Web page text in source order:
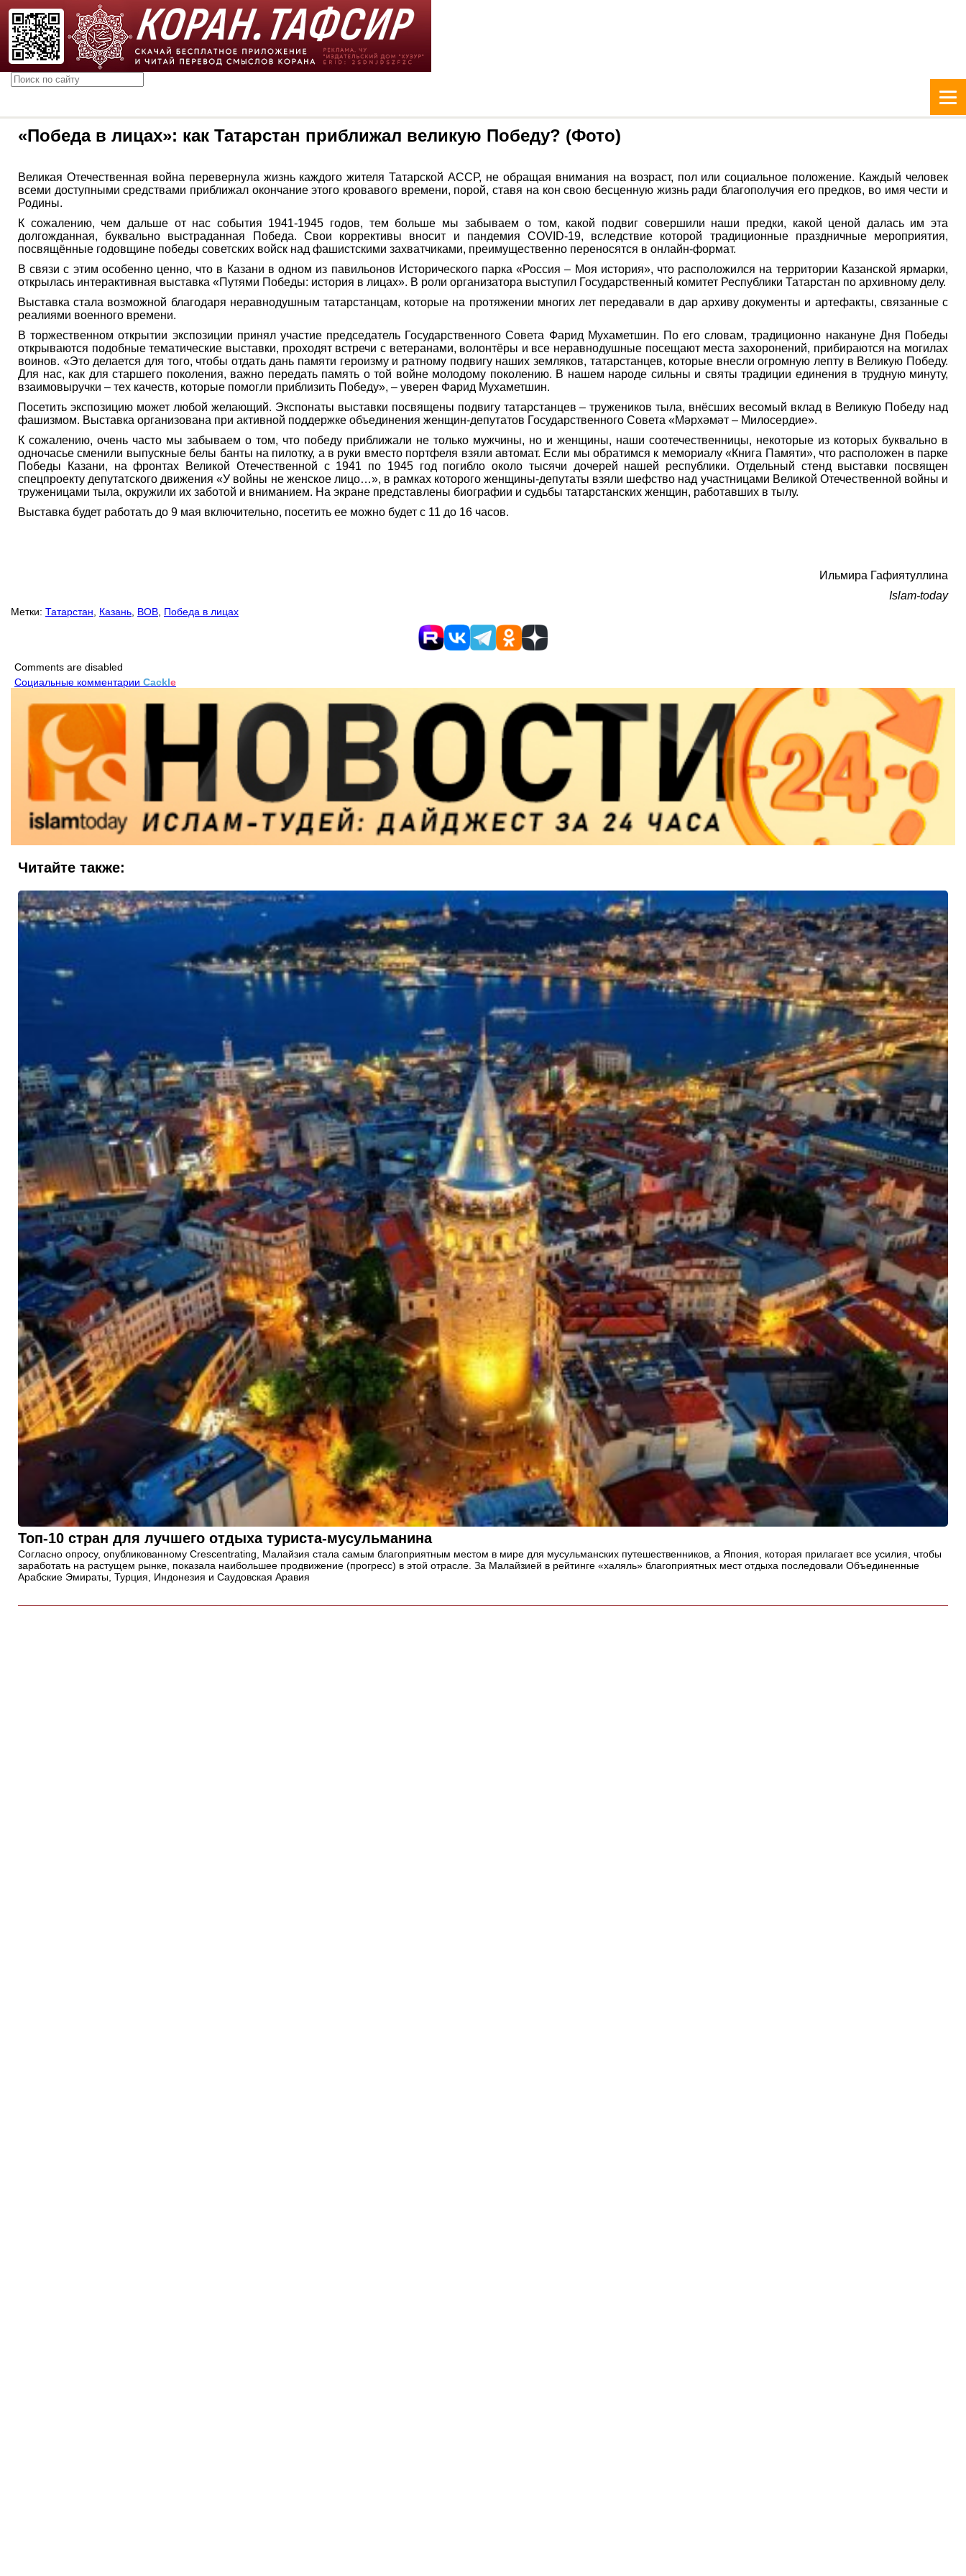
«Победа в лицах»: как Татарстан приближал великую Победу? (Фото)
Великая Отечественная война перевернула жизнь каждого жителя Татарской АССР, не обращая внимания на возраст, пол или социальное положение. Каждый человек
всеми доступными средствами приближал окончание этого кровавого времени, порой, ставя на кон свою бесценную жизнь ради благополучия его предков, во имя чести и
Родины.
К сожалению, чем дальше от нас события 1941-1945 годов, тем больше мы забываем о том, какой подвиг совершили наши предки, какой ценой далась им эта
долгожданная, буквально выстраданная Победа. Свои коррективы вносит и пандемия COVID-19, вследствие которой традиционные праздничные мероприятия,
посвящённые годовщине победы советских войск над фашистскими захватчиками, преимущественно переносятся в онлайн-формат.
В связи с этим особенно ценно, что в Казани в одном из павильонов Исторического парка «Россия – Моя история», что расположился на территории Казанской ярмарки,
открылась интерактивная выставка «Путями Победы: история в лицах». В роли организатора выступил Государственный комитет Республики Татарстан по архивному делу.
Выставка стала возможной благодаря неравнодушным татарстанцам, которые на протяжении многих лет передавали в дар архиву документы и артефакты, связанные с
реалиями военного времени.
В торжественном открытии экспозиции принял участие председатель Государственного Совета Фарид Мухаметшин. По его словам, традиционно накануне Дня Победы
открываются подобные тематические выставки, проходят встречи с ветеранами, волонтёры и все неравнодушные посещают места захоронений, прибираются на могилах
воинов. «Это делается для того, чтобы отдать дань памяти героизму и ратному подвигу наших земляков, татарстанцев, которые внесли огромную лепту в Великую Победу.
Для нас, как для старшего поколения, важно передать память о той войне молодому поколению. В нашем народе сильны и святы традиции единения в трудную минуту,
взаимовыручки – тех качеств, которые помогли приблизить Победу», – уверен Фарид Мухаметшин.
Посетить экспозицию может любой желающий. Экспонаты выставки посвящены подвигу татарстанцев – тружеников тыла, внёсших весомый вклад в Великую Победу над
фашизмом. Выставка организована при активной поддержке объединения женщин-депутатов Государственного Совета «Мәрхәмәт – Милосердие».
К сожалению, очень часто мы забываем о том, что победу приближали не только мужчины, но и женщины, наши соотечественницы, некоторые из которых буквально в
одночасье сменили выпускные белы банты на пилотку, а в руки вместо портфеля взяли автомат. Если мы обратимся к мемориалу «Книга Памяти», что расположен в парке
Победы Казани, на фронтах Великой Отечественной с 1941 по 1945 год погибло около тысячи дочерей нашей республики. Отдельный стенд выставки посвящен
спецпроекту депутатского движения «У войны не женское лицо…», в рамках которого женщины-депутаты взяли шефство над участницами Великой Отечественной войны и
труженицами тыла, окружили их заботой и вниманием. На экране представлены биографии и судьбы татарстанских женщин, работавших в тылу.
Выставка будет работать до 9 мая включительно, посетить ее можно будет с 11 до 16 часов.
Ильмира Гафиятуллина
Islam-today
Метки: Татарстан Казань ВОВ Победа в лицах
Comments are disabled
Социальные комментарии Cackle
Читайте также:
Топ-10 стран для лучшего отдыха туриста-мусульманина
Согласно опросу, опубликованному Crescentrating, Малайзия стала самым благоприятным местом в мире для мусульманских путешественников, а Япония, которая прилагает все усилия, чтобы
заработать на растущем рынке, показала наибольшее продвижение (прогресс) в этой отрасле. За Малайзией в рейтинге «халяль» благоприятных мест отдыха последовали Объединенные
Арабские Эмираты, Турция, Индонезия и Саудовская Аравия